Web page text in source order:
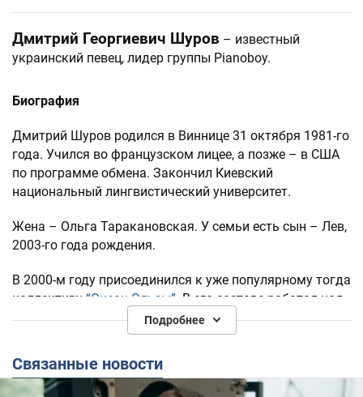
Дмитрий Георгиевич Шуров – известный
украинский певец, лидер группы Pianoboy.
Биография
Дмитрий Шуров родился в Виннице 31 октября 1981-го
года. Учился во французском лицее, а позже – в США
по программе обмена. Закончил Киевский
национальный лингвистический университет.
Жена – Ольга Таракановская. У семьи есть сын – Лев,
2003-го года рождения.
В 2000-м году присоединился к уже популярному тогда
коллективу “Океан Эльзы” . В его составе работал над
созданием двух альбомов и играл в трех турах по
Украине и странам СНГ. Покинул коллектив в 2004-м
году.
Позже играл в составе группы Esthetic Education.
Подробнее
Связанные новости